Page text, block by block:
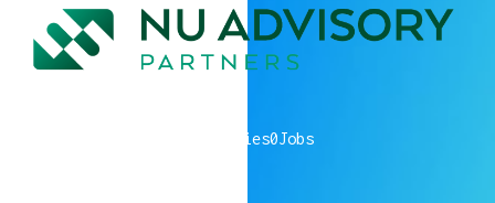
companies0Jobs